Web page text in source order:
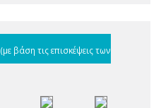
(με βάση τις επισκέψεις των